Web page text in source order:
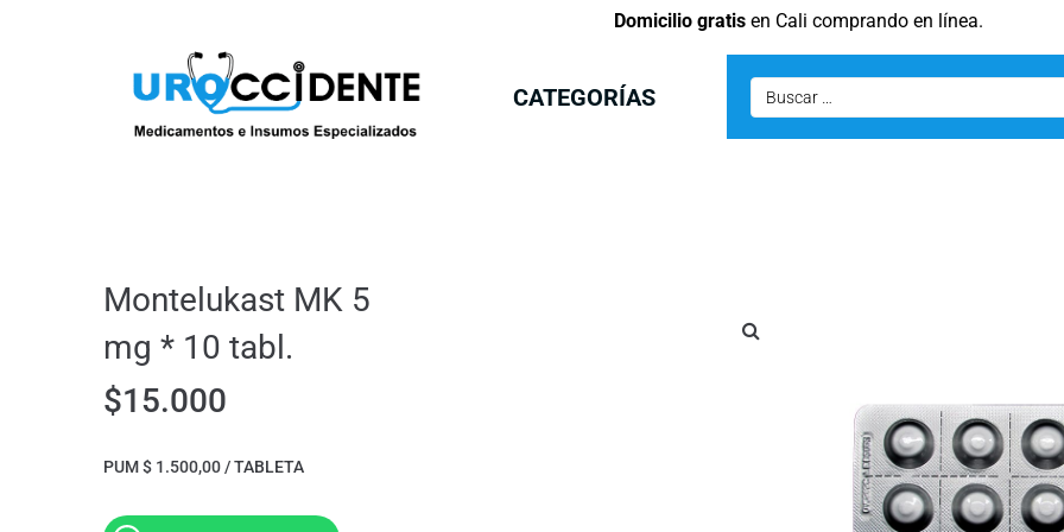
Domicilio gratisen Cali comprando en línea.
CATEGORÍAS
Montelukast MK 5
mg * 10 tabl.
$15.000
PUM $ 1.500,00 / TABLETA